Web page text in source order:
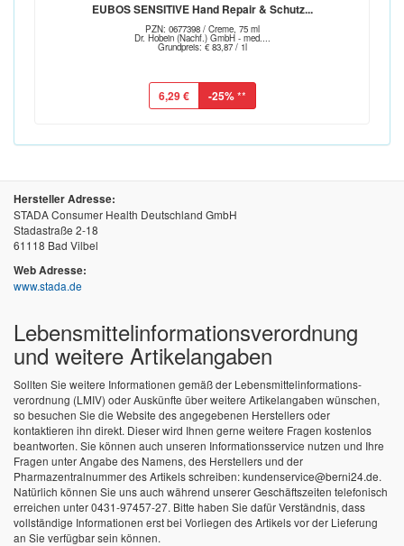
EUBOS SENSITIVE Hand Repair & Schutz...
PZN: 0677398 / Creme, 75 ml
Dr. Hobein (Nachf.) GmbH - med....
Grundpreis: € 83,87 / 1l
6,29 € -25%**
Hersteller Adresse:
STADA Consumer Health Deutschland GmbH
Stadastraße 2-18
61118 Bad Vilbel
Web Adresse:
www.stada.de
Lebensmittel­informations­verordnung
und weitere Artikelangaben
Sollten Sie weitere Informationen gemäß der Lebensmittel­informations­
verordnung (LMIV) oder Auskünfte über weitere Artikelangaben wünschen,
so besuchen Sie die Website des angegebenen Herstellers oder
kontaktieren ihn direkt. Dieser wird Ihnen gerne weitere Fragen kostenlos
beantworten. Sie können auch unseren Informationsservice nutzen und Ihre
Fragen unter Angabe des Namens, des Herstellers und der
Pharmazentralnummer des Artikels schreiben: kundenservice@berni24.de.
Natürlich können Sie uns auch während unserer Geschäftszeiten telefonisch
erreichen unter 0431-97457-27. Bitte haben Sie dafür Verständnis, dass
vollständige Informationen erst bei Vorliegen des Artikels vor der Lieferung
an Sie verfügbar sein können.